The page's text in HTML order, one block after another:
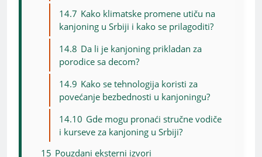
14.7 Kako klimatske promene utiču na
kanjoning u Srbiji i kako se prilagoditi?
14.8 Da li je kanjoning prikladan za
porodice sa decom?
14.9 Kako se tehnologija koristi za
povećanje bezbednosti u kanjoningu?
14.10 Gde mogu pronaći stručne vodiče
i kurseve za kanjoning u Srbiji?
15 Pouzdani eksterni izvori